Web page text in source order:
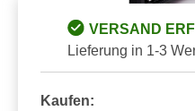
VERSAND
Lieferung in 1-3
Kaufen: